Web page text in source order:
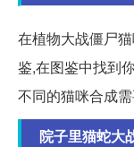
在植物大战僵尸
鉴,在图鉴中找到
不同的猫咪合成
院子里猫蛇大